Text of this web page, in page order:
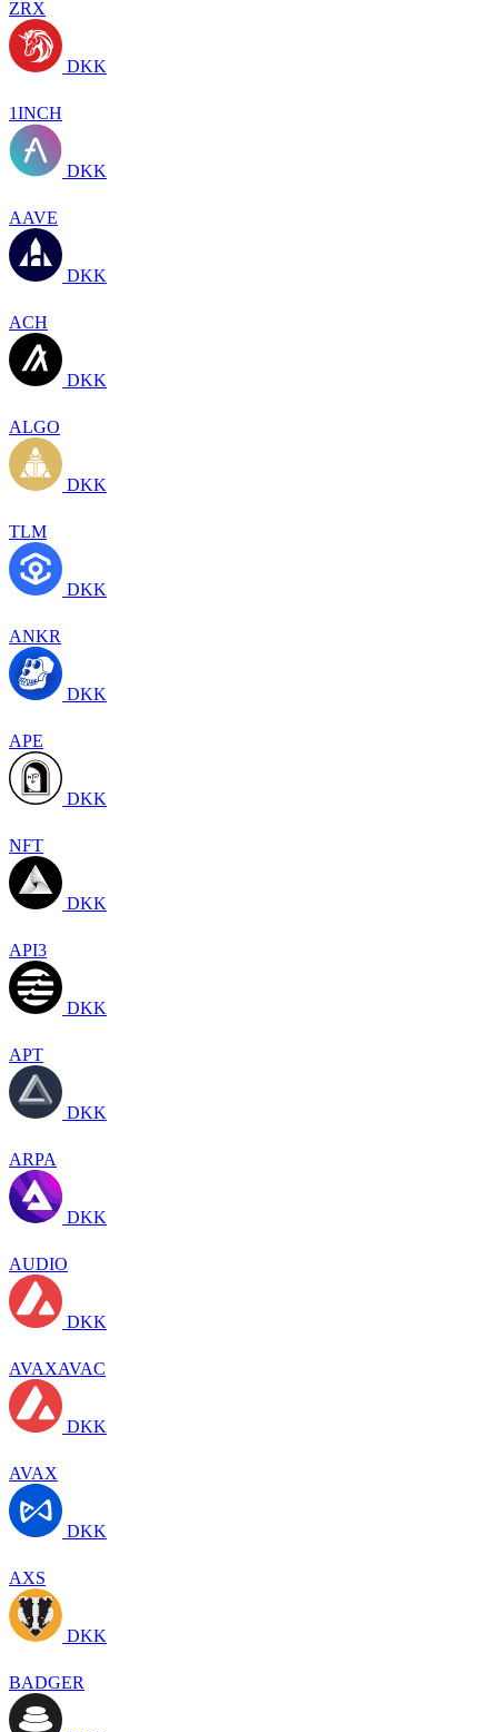
ZRX
DKK
1INCH
DKK
AAVE
DKK
ACH
DKK
ALGO
DKK
TLM
DKK
ANKR
DKK
APE
DKK
NFT
DKK
API3
DKK
APT
DKK
ARPA
DKK
AUDIO
DKK
AVAXAVAC
DKK
AVAX
DKK
AXS
DKK
BADGER